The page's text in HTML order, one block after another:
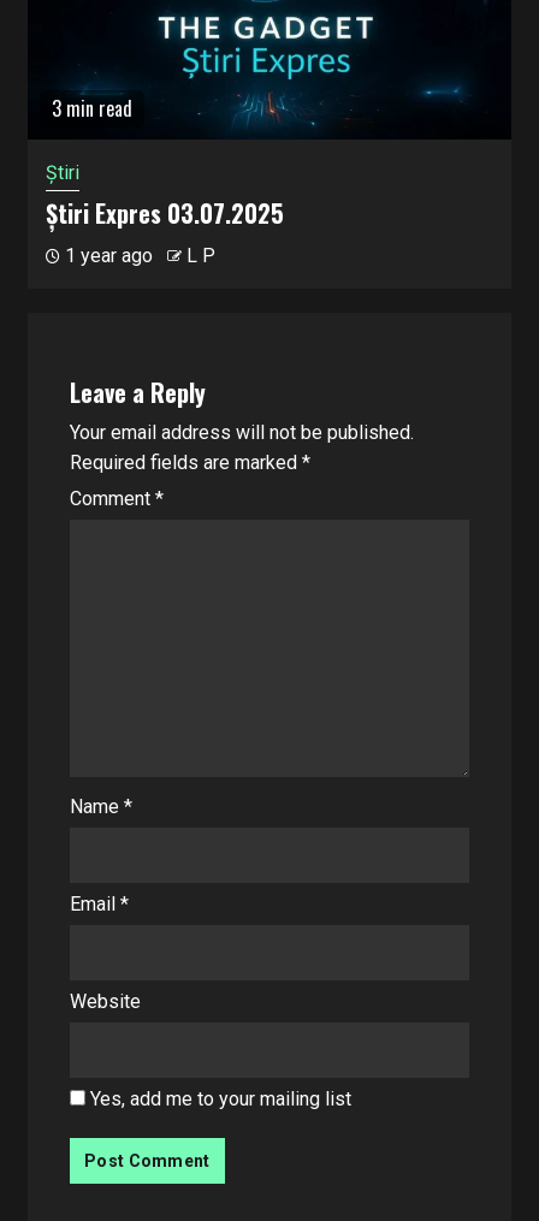
3 min read
Știri
Știri Expres 03.07.2025
1 year ago L P
Leave a Reply
Your email address will not be published.
Required fields are marked *
Comment *
Name *
Email *
Website
Yes, add me to your mailing list